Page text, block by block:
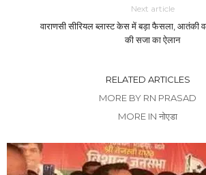
Next article
वाराणसी सीरियल ब्लास्ट केस में बड़ा फैसला, आतंकी
की सजा का ऐलान
RELATED ARTICLES
MORE BY RN PRASAD
MORE IN नोएडा